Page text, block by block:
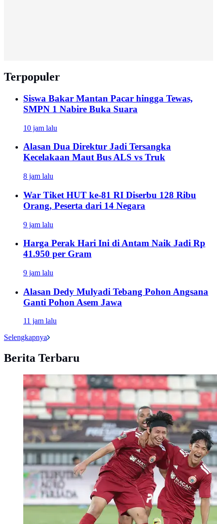
Terpopuler
Siswa Bakar Mantan Pacar hingga Tewas,
SMPN 1 Nabire Buka Suara
10 jam lalu
Alasan Dua Direktur Jadi Tersangka
Kecelakaan Maut Bus ALS vs Truk
8 jam lalu
War Tiket HUT ke-81 RI Diserbu 128 Ribu
Orang, Peserta dari 14 Negara
9 jam lalu
Harga Perak Hari Ini di Antam Naik Jadi Rp
41.950 per Gram
9 jam lalu
Alasan Dedy Mulyadi Tebang Pohon Angsana
Ganti Pohon Asem Jawa
11 jam lalu
Selengkapnya
Berita Terbaru